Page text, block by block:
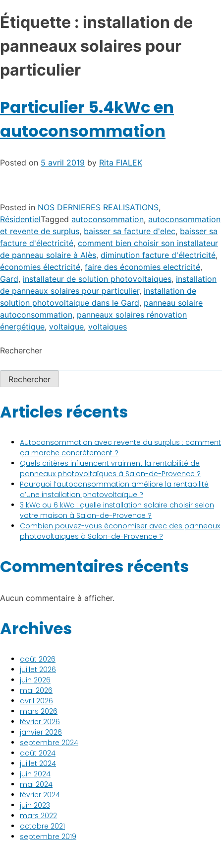
Étiquette : installation de
panneaux solaires pour
particulier
Particulier 5.4kWc en
autoconsommation
Posted on 5 avril 2019 by Rita FIALEK
Posted in NOS DERNIERES REALISATIONS,
RésidentielTagged autoconsommation, autoconsommation
et revente de surplus, baisser sa facture d'elec, baisser sa
facture d'électricité, comment bien choisir son installateur
de panneau solaire à Alès, diminution facture d'électricité,
économies électricité, faire des économies electricité,
Gard, installateur de solution photovoltaiques, installation
de panneaux solaires pour particulier, installation de
solution photovoltaique dans le Gard, panneau solaire
autoconsommation, panneaux solaires rénovation
énergétique, voltaique, voltaiques
Rechercher
Rechercher
Articles récents
Autoconsommation avec revente du surplus : comment
ça marche concrètement ?
Quels critères influencent vraiment la rentabilité de
panneaux photovoltaïques à Salon-de-Provence ?
Pourquoi l’autoconsommation améliore la rentabilité
d’une installation photovoltaïque ?
3 kWc ou 6 kWc : quelle installation solaire choisir selon
votre maison à Salon-de-Provence ?
Combien pouvez-vous économiser avec des panneaux
photovoltaïques à Salon-de-Provence ?
Commentaires récents
Aucun commentaire à afficher.
Archives
août 2026
juillet 2026
juin 2026
mai 2026
avril 2026
mars 2026
février 2026
janvier 2026
septembre 2024
août 2024
juillet 2024
juin 2024
mai 2024
février 2024
juin 2023
mars 2022
octobre 2021
septembre 2019